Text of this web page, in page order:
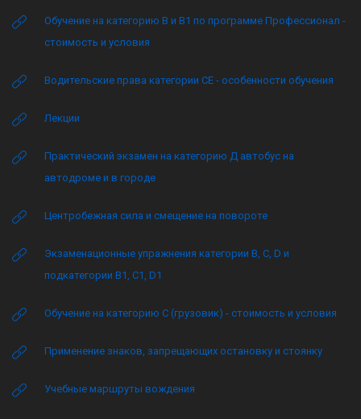
Обучение на категорию B и B1 по программе Профессионал -
стоимость и условия
Водительские права категории CE - особенности обучения
Лекции
Практический экзамен на категорию Д автобус на
автодроме и в городе
Центробежная сила и смещение на повороте
Экзаменационные упражнения категории B, C, D и
подкатегории B1, C1, D1
Обучение на категорию C (грузовик) - стоимость и условия
Применение знаков, запрещающих остановку и стоянку
Учебные маршруты вождения